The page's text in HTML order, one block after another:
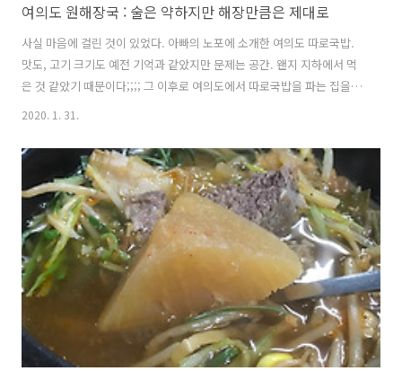
여의도 원해장국 : 술은 약하지만 해장만큼은 제대로
사실 마음에 걸린 것이 있었다. 아빠의 노포에 소개한 여의도 따로국밥.
맛도, 고기 크기도 예전 기억과 같았지만 문제는 공간. 왠지 지하에서 먹
은 것 같았기 때문이다;;;; 그 이후로 여의도에서 따로국밥을 파는 집을
샅샅이 뒤졌다. 그리고 이곳을 찾아냈다. 꽤 넓은 실내였는데 양쪽 벽 테
히 검색을 통해 메뉴판 이미지를 찾았다. 그렇다. 메뉴판을 찍는 이유는
포스팅 때문도 있지만 내가 눈이 잘 안보여서...(쿨럭쿨럭) 소고기따로국
이라는 말도 너무 예쁘고 (응) 가격도 너무 착한데다 후라이 500원이라니
요!!! (아니야) 이런 곳에서 카드계산 하려면 많이 먹어야지 하는 마음에
(아니야) 후라이 두 개를 호쾌하게 추가했다. (아니야!!!) 그 ..
2020. 1. 31.